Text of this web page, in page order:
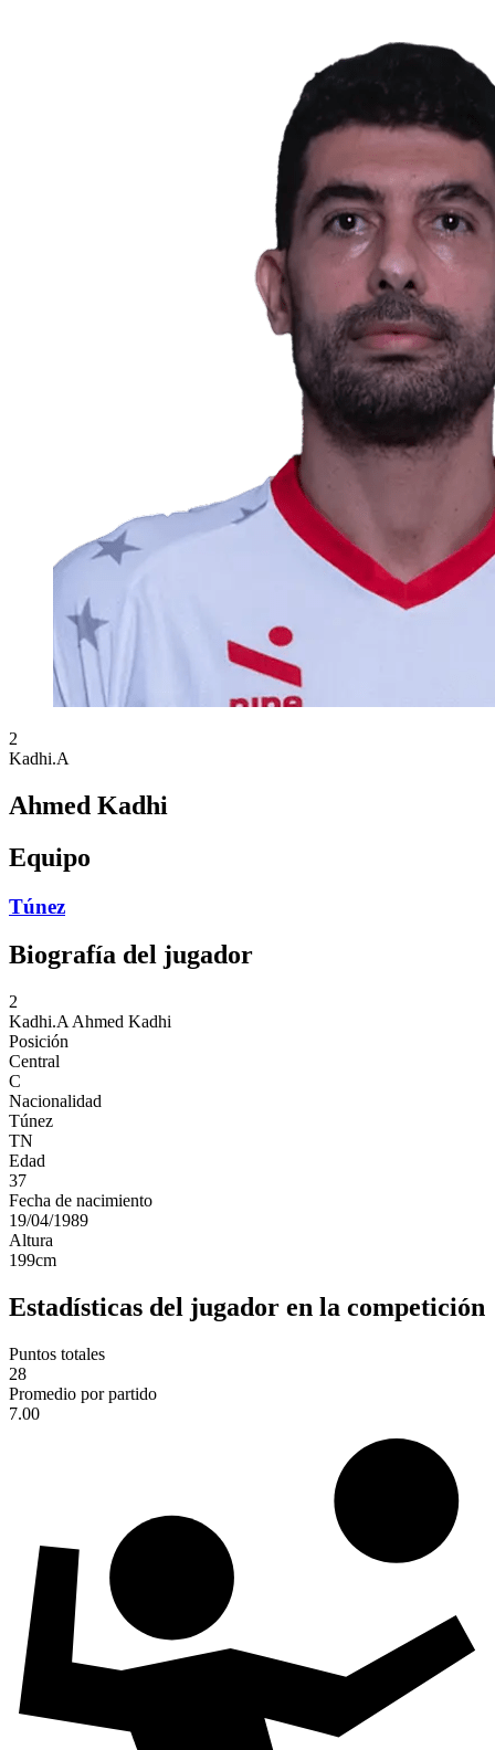
2
Kadhi.A
Ahmed Kadhi
Equipo
Túnez
Biografía del jugador
2
Kadhi.A Ahmed Kadhi
Posición
Central
C
Nacionalidad
Túnez
TN
Edad
37
Fecha de nacimiento
19/04/1989
Altura
199cm
Estadísticas del jugador en la competición
Puntos totales
28
Promedio por partido
7.00